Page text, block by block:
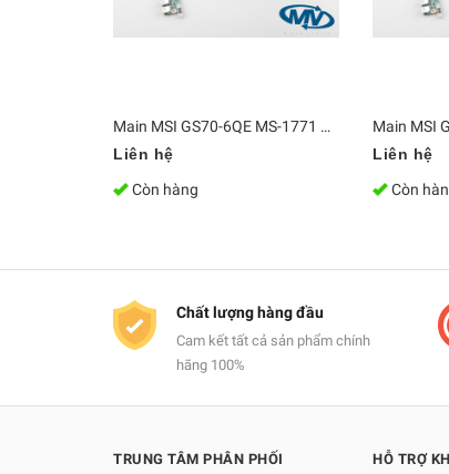
Main MSI GS70-6QE MS-1771 CPU i7-6700HQ GTX 970M
Liên hệ
Còn hàng
Liên hệ
Còn
Chất lượng hàng đầu
Cam kết tất cả sản phẩm chính
hãng 100%
TRUNG TÂM PHÂN PHỐI HỖ TRỢ